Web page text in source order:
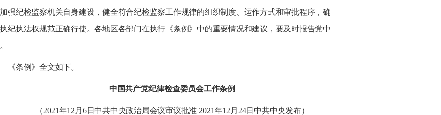
强纪检监察机关自身建设，健全符合纪检监察工作规律的组织制度、运作方式和审批程序，确
纪执法权规范正确行使。各地区各部门在执行《条例》中的重要情况和建议，要及时报告党中
《条例》全文如下。
中国共产党纪律检查委员会工作条例
（2021年12月6日中共中央政治局会议审议批准 2021年12月24日中共中央发布）